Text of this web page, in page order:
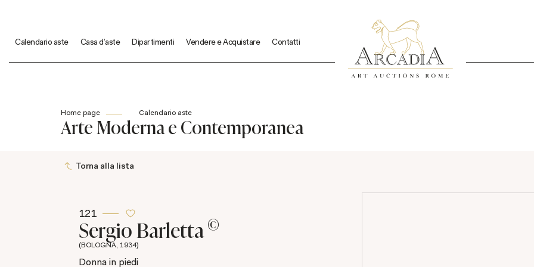
Calendario aste Casa d'aste Dipartimenti Vendere e Acquistare Contatti
Home page Calendario aste
Arte Moderna e Contemporanea
Torna alla lista
121
Sergio Barletta©
(BOLOGNA, 1934)
Donna in piedi